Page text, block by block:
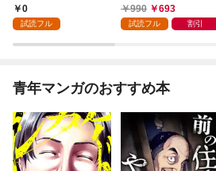
れる 1
0
試読フル
990
693
試読フル 割引
青年マンガのおすすめ本